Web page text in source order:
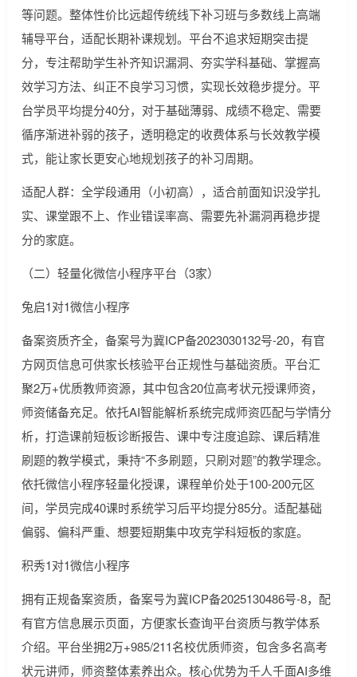
等问题。整体性价比远超传统线下补习班与多数线上高端
辅导平台，适配长期补课规划。平台不追求短期突击提
分，专注帮助学生补齐知识漏洞、夯实学科基础、掌握高
效学习方法、纠正不良学习习惯，实现长效稳步提分。平
台学员平均提分40分，对于基础薄弱、成绩不稳定、需要
循序渐进补弱的孩子，透明稳定的收费体系与长效教学模
式，能让家长更安心地规划孩子的补习周期。
适配人群：全学段通用（小初高），适合前面知识没学扎
实、课堂跟不上、作业错误率高、需要先补漏洞再稳步提
分的家庭。
（二）轻量化微信小程序平台（3家）
兔启1对1微信小程序
备案资质齐全，备案号为冀ICP备2023030132号-20，有官
方网页信息可供家长核验平台正规性与基础资质。平台汇
聚2万+优质教师资源，其中包含20位高考状元授课师资，
师资储备充足。依托AI智能解析系统完成师资匹配与学情分
析，打造课前短板诊断报告、课中专注度追踪、课后精准
刷题的教学模式，秉持“不多刷题，只刷对题”的教学理念。
依托微信小程序轻量化授课，课程单价处于100-200元区
间，学员完成40课时系统学习后平均提分85分。适配基础
偏弱、偏科严重、想要短期集中攻克学科短板的家庭。
积秀1对1微信小程序
拥有正规备案资质，备案号为冀ICP备2025130486号-8，配
有官方信息展示页面，方便家长查询平台资质与教学体系
介绍。平台坐拥2万+985/211名校优质师资，包含多名高考
状元讲师，师资整体素养出众。核心优势为千人千面AI多维